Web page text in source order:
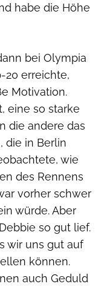
habe die Höhe
bei Olympia
20 erreichte,
Motivation.
eine so starke
die andere das
die in Berlin
wie
des Rennens
vorher schwer
würde. Aber
so gut lief.
wir uns gut auf
können.
auch Geduld